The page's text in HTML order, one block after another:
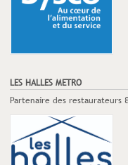
LES HALLES METRO
Partenaire des restaurateurs